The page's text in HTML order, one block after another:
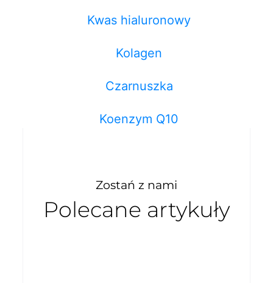
Kwas hialuronowy
Kolagen
Czarnuszka
Koenzym Q10
Zostań z nami
Polecane artykuły